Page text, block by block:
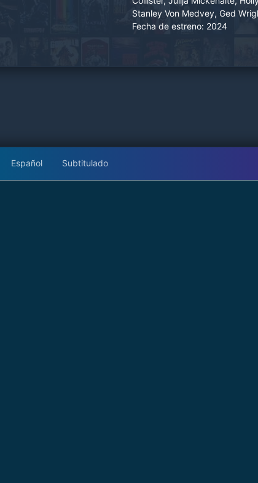
Stanley Von Medvey, Ged
Fecha de estreno: 2024
Español Subtitulado